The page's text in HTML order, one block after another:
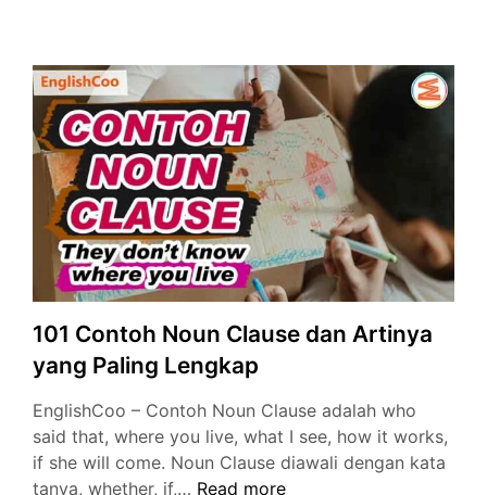
Noun
Clause
dan
Artinya
Terlengkap
101 Contoh Noun Clause dan Artinya
yang Paling Lengkap
EnglishCoo – Contoh Noun Clause adalah who
said that, where you live, what I see, how it works,
if she will come. Noun Clause diawali dengan kata
tanya, whether, if,… 101
Read more